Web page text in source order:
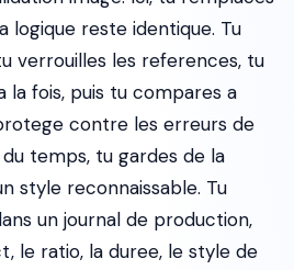
logique reste identique. Tu
verrouilles les references, tu
la fois, puis tu compares a
contre les erreurs de
temps, tu gardes de la
style reconnaissable. Tu
un journal de production,
le ratio, la duree, le style de